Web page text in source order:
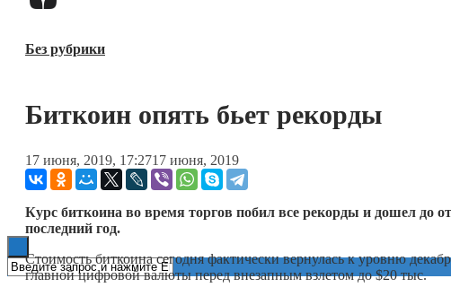
Блокчейн
ESG
Без рубрики
Биткоин опять бьет рекорды
17 июня, 2019, 17:2717 июня, 2019
Курс биткоина во время торгов побил все рекорды и дошел до
последний год.
Стоимость биткоина сегодня фактически вернулась к уровню
главной цифровой валюты перед внезапным взлетом до $20 тыс.